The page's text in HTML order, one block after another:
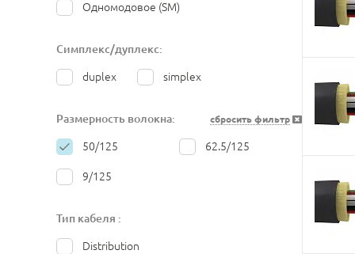
Одномодовое (SM)
Симплекс/дуплекс:
duplex simplex
Размерность волокна: сбросить фильтр
50/125 62.5/125
9/125
Тип кабеля :
Distribution